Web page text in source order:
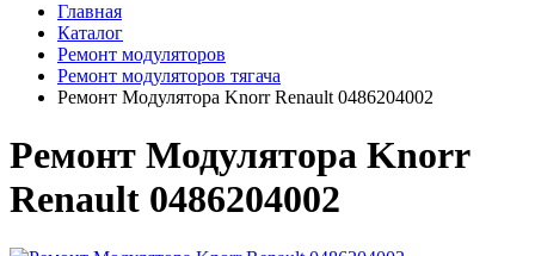
Главная
Каталог
Ремонт модуляторов
Ремонт модуляторов тягача
Ремонт Модулятора Knorr Renault 0486204002
Ремонт Модулятора Knorr
Renault 0486204002